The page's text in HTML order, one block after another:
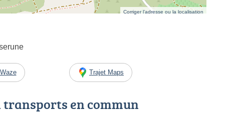
Corriger l’adresse ou la localisation
Trajet Maps
transports en commun